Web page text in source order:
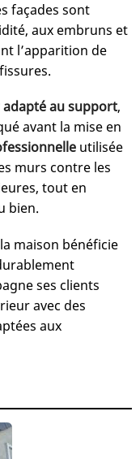
façades sont
aux embruns et
l’apparition de
au support,
avant la mise en
utilisée
murs contre les
tout en
bien.
maison bénéficie
ses clients
avec des
aux